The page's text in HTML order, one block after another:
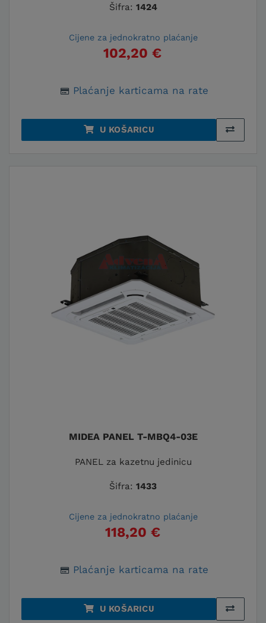
Šifra: 1424
Cijene za jednokratno plaćanje
102,20 €
Plaćanje karticama na rate
U KOŠARICU
MIDEA PANEL T-MBQ4-03E
PANEL za kazetnu jedinicu
Šifra: 1433
Cijene za jednokratno plaćanje
118,20 €
Plaćanje karticama na rate
U KOŠARICU